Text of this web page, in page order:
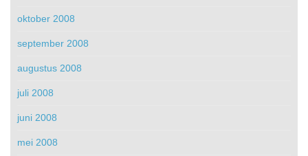
oktober 2008
september 2008
augustus 2008
juli 2008
juni 2008
mei 2008